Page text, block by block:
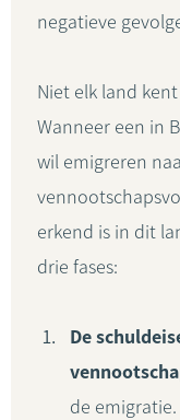
negatieve
Niet elk land
Wanneer een in
wil emigreren
erkend is in dit
drie fases:
De
de